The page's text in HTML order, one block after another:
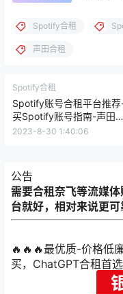
Spotify合租
声田合租
Spotify合租
Spotify账号合租平台推荐
买Spotify账号指南-声田
Spotify合租指南
2023-8-30 1:40:06
公告
需要合租奈飞等流媒
台就好，相对来说更可
🔥🔥🔥最优质-价格低
买，ChatGPT合租首